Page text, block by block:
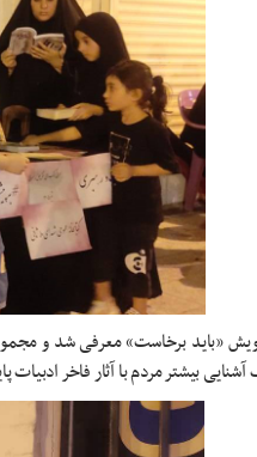
«باید برخاست» معرفی شد و
بیشتر مردم با آثار فاخر